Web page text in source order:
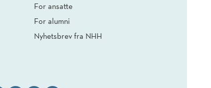
For ansatte
For alumni
Nyhetsbrev fra NHH